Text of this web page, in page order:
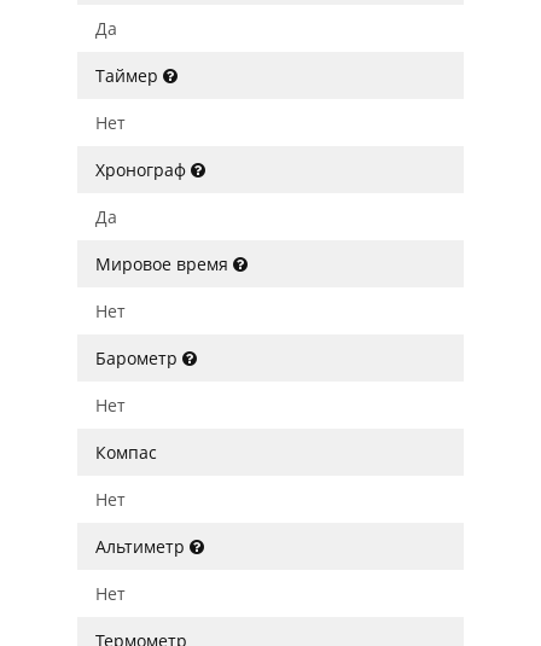
Да
Таймер
Нет
Хронограф
Да
Мировое время
Нет
Барометр
Нет
Компас
Нет
Альтиметр
Нет
Термометр